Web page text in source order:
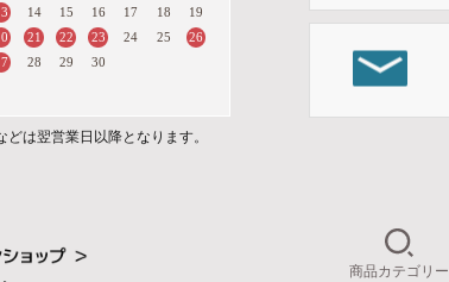
14 15 16 17 18
19
21 22 23 24 25
26
28 29 30
は翌営業日以降となります。
商品カテゴリー